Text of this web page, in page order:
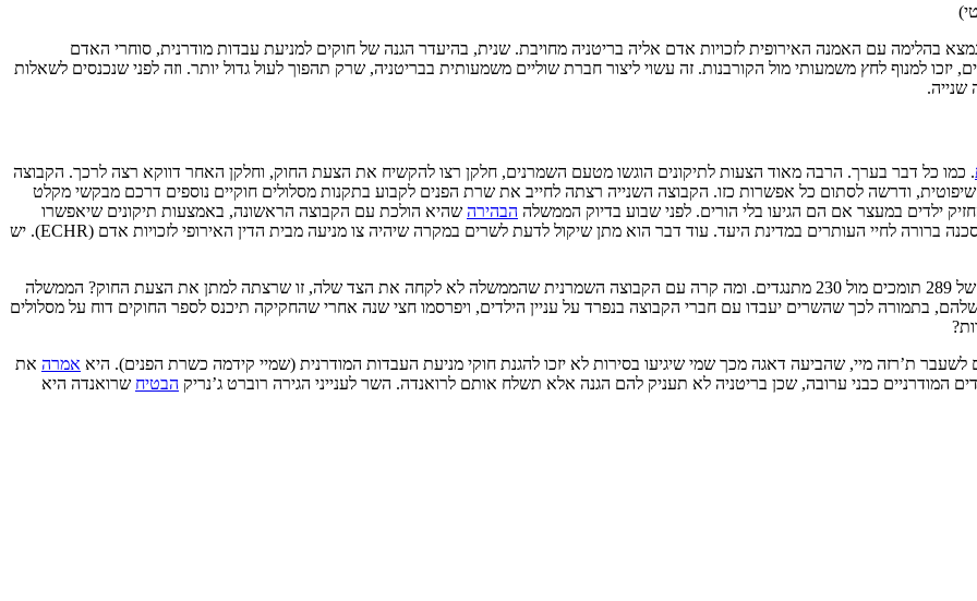
בהלימה עם האמנה האירופית לזכויות אדם אליה בריטניה מחויבת. שנית, בהיעדר הגנה של חוקים למניעת עבדות מודרנית, סוחרי האדם
למנוף לחץ משמעותי מול הקורבנות. זה עשוי ליצור חברת שוליים משמעותית בבריטניה, שרק תהפוך לעול גדול יותר. וזה לפני שנכנסים לשאלות
. כמו כל דבר בערך. הרבה מאוד הצעות לתיקונים הוגשו מטעם השמרנים, חלקן רצו להקשיח את הצעת החוק, וחלקן האחר דווקא רצה לרכך. הקבוצה
ודרשה לסתום כל אפשרות כזו. הקבוצה השנייה רצתה לחייב את שרת הפנים לקבוע בתקנות מסלולים חוקיים נוספים דרכם מבקשי מקלט
ילדים במעצר אם הם הגיעו בלי הורים. לפני שבוע בדיוק הממשלה הבהירה שהיא הולכת עם הקבוצה הראשונה, באמצעות תיקונים שיאפשרו
להישפט רק לאחר שהגירוש נעשה בפועל, מרחוק, למעט במקרים בהם יש סכנה ברורה לחיי העותרים במדינת היעד. עוד דבר הוא מתן שיקול לדעת לשרים במקרה שיהיה צו מניעה מבית הדין האירופי לזכויות אדם (ECHR). יש
, ברוב של 289 תומכים מול 230 מתנגדים. ומה קרה עם הקבוצה השמרנית שהממשלה לא לקחה את הצד שלה, זו שרצתה למתן את הצעת החוק? הממשלה
בתמורה לכך שהשרים יעבדו עם חברי הקבוצה בנפרד על עניין הילדים, ויפרסמו חצי שנה אחרי שהחקיקה תיכנס לספר החוקים דוח על מסלולים
ת’רזה מיי, שהביעה דאגה מכך שמי שיגיעו בסירות לא יזכו להגנת חוקי מניעת העבדות המודרנית (שמיי קידמה כשרת הפנים). היא אמרה את
כבני ערובה, שכן בריטניה לא תעניק להם הגנה אלא תשלח אותם לרואנדה. השר לענייני הגירה רוברט ג’נריק הבטיח שרואנדה היא